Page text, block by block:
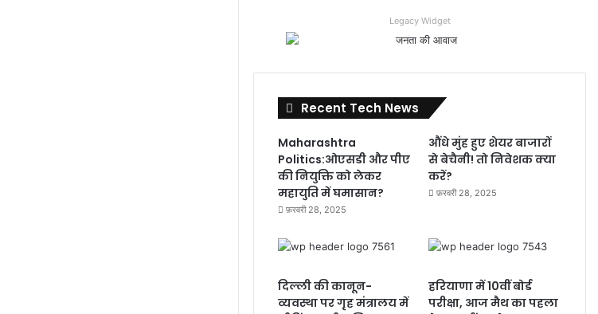
Legacy Widget
Recent Tech News
Maharashtra
Politics:ओएसडी और पीए
की नियुक्ति को लेकर
महायुति में घमासान?
फ़रवरी 28, 2025
औंधे मुंह हुए शेयर बाजारों
से बेचैनी! तो निवेशक क्या
करें?
फ़रवरी 28, 2025
दिल्ली की कानून-
व्यवस्था पर गृह मंत्रालय में
हरियाणा में 10वीं बोर्ड
परीक्षा, आज मैथ का पहला